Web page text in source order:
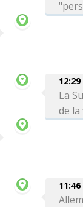
12:29
La
de
11:46